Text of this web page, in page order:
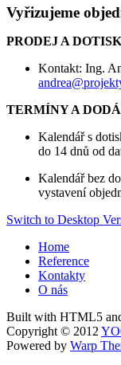
Vyřizujeme
PRODEJ A
Kontakt: Ing.
TERMÍNY A
Kalendář s
do 14 dnů od
Kalendář bez
vystavení
Switch to Desktop
Home
Reference
Kontakty
O nás
Built with HTML5
Copyright © 2012
Powered by Warp